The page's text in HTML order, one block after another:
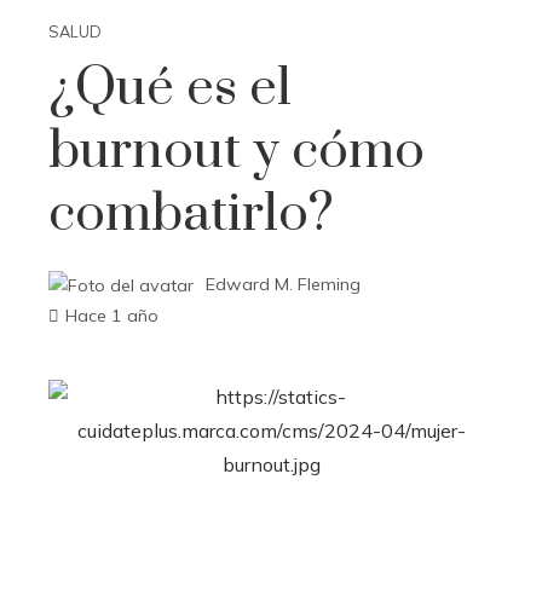
SALUD
¿Qué es el
burnout y cómo
combatirlo?
Edward M. Fleming
Hace 1 año